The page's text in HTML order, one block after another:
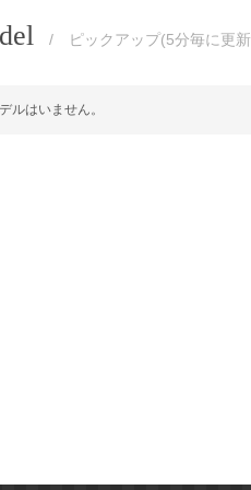
/ ピックアップ(5分毎に更
ルはいません。